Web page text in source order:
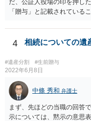
だ、公証人役場の印を押し
「贈与」と記載されている
わなければ、遺産分割調停
がしますね。
4 相続についての遺
#遺産分割 #生前贈与
2022年6月8日
中條 秀和 弁護士
まず、先ほどの当職の回答
示については、黙示の意思